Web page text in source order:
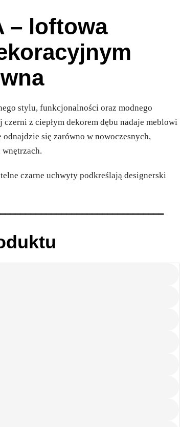
– loftowa
stylu, funkcjonalności oraz modnego
z ciepłym dekorem dębu nadaje meblowi
się zarówno w nowoczesnych,
czarne uchwyty podkreślają designerski